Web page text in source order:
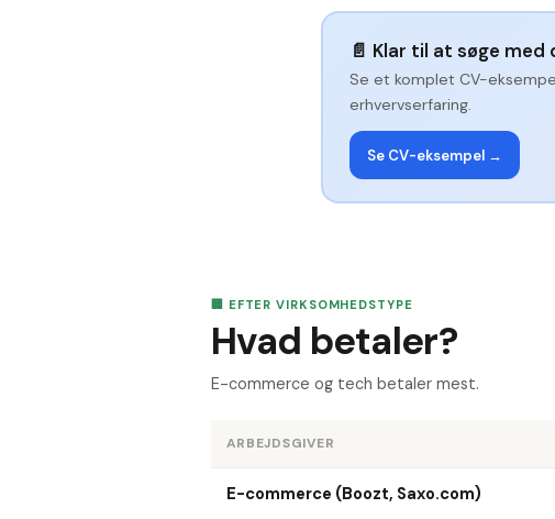
📄 Klar til at søge med
Se et komplet CV-
erhvervserfaring.
Se CV-eksempel →
🏢 EFTER VIRKSOMHEDSTYPE
Hvad betaler?
E-commerce og tech betaler mest.
ARBEJDSGIVER
E-commerce (Boozt, Saxo.com)